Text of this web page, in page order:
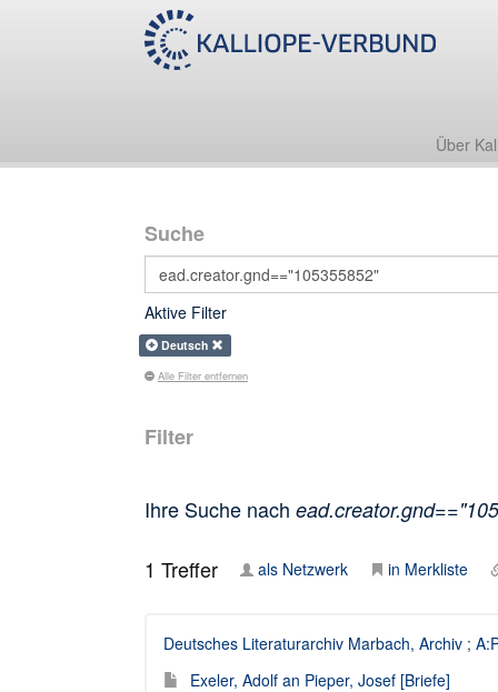
Über
Suche
Aktive Filter
Deutsch
Alle Filter entfernen
Filter
Ihre Suche nach
1 Treffer als Netzwerk in Merkliste
Deutsches Literaturarchiv Marbach, Archiv ;
Exeler, Adolf an Pieper, Josef [Briefe]